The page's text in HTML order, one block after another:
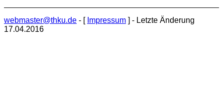
webmaster@thku.de - [ Impressum ] - Letzte Änderung
17.04.2016